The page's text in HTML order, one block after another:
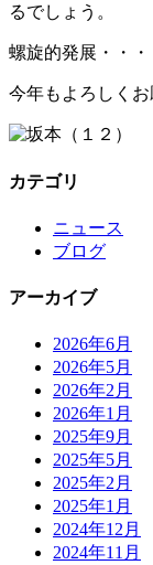
るでしょう。
螺旋的発展・・
今年もよろしくお
カテゴリ
ニュース
ブログ
アーカイブ
2026年6月
2026年5月
2026年2月
2026年1月
2025年9月
2025年5月
2025年2月
2025年1月
2024年12月
2024年11月